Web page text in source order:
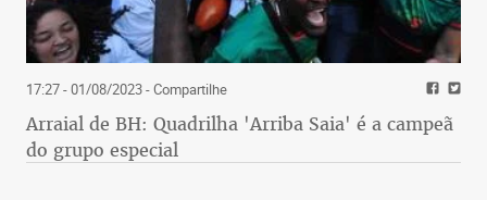
17:27 - 01/08/2023- Compartilhe
Arraial de BH: Quadrilha 'Arriba Saia' é a campeã
do grupo especial